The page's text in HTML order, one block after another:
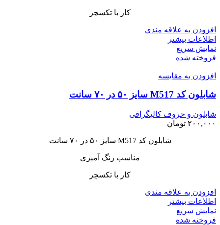
کار با تکسچر
افزودن به علاقه مندی
اطلاعات بیشتر
نمایش سریع
فروخته شده
افزودن به مقایسه
شابلون کد M517 سایز ۵۰ در ۷۰ سانت
شابلون و حروف کالیگرافی
۲۰۰,۰۰۰ تومان
شابلون کد M517 سایز ۵۰ در ۷۰ سانت
مناسب رنگ آمیزی
کار با تکسچر
افزودن به علاقه مندی
اطلاعات بیشتر
نمایش سریع
فروخته شده